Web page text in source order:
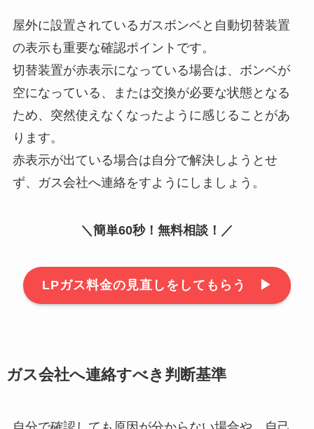
屋外に設置されているガスボンベと自動切替装置
の表示も重要な確認ポイントです。
切替装置が赤表示になっている場合は、ボンベが
空になっている、または交換が必要な状態となる
ため、突然使えなくなったように感じることがあ
ります。
赤表示が出ている場合は自分で解決しようとせ
ず、ガス会社へ連絡をすようにしましょう。
＼簡単60秒！無料相談！／
LPガス料金の見直しをしてもらう ▶︎
ガス会社へ連絡すべき判断基準